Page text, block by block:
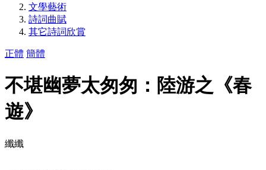
文學藝術
詩詞曲賦
其它詩詞欣賞
正體 簡體
不堪幽夢太匆匆：陸游之《春
遊》
纖纖